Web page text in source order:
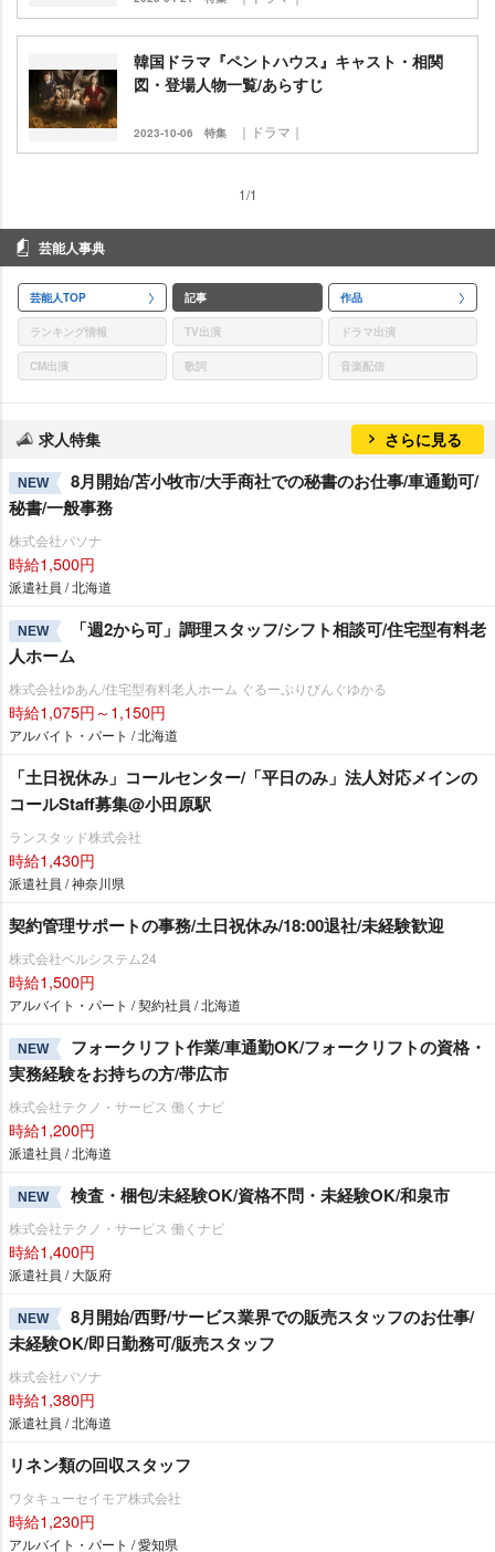
韓国ドラマ『ペントハウス』キャスト・相関
図・登場人物一覧/あらすじ
2023-10-06 特集 ｜ドラマ｜
1/1
芸能人事典
芸能人TOP 記事 作品
ランキング情報 TV出演 ドラマ出演
CM出演 歌詞 音楽配信
求人特集 さらに見る
NEW
8月開始/苫小牧市/大手商社での秘書のお仕事/車通勤可/
秘書/一般事務
株式会社パソナ
時給1,500円
派遣社員 / 北海道
NEW
「週2から可」調理スタッフ/シフト相談可/住宅型有料老
人ホーム
株式会社ゆあん/住宅型有料老人ホーム ぐるーぷりびんぐゆかる
時給1,075円～1,150円
アルバイト・パート / 北海道
「土日祝休み」コールセンター/「平日のみ」法人対応メインの
コールStaff募集@小田原駅
ランスタッド株式会社
時給1,430円
派遣社員 / 神奈川県
契約管理サポートの事務/土日祝休み/18:00退社/未経験歓迎
株式会社ベルシステム24
時給1,500円
アルバイト・パート / 契約社員 / 北海道
NEW
フォークリフト作業/車通勤OK/フォークリフトの資格・
実務経験をお持ちの方/帯広市
株式会社テクノ・サービス 働くナビ
時給1,200円
派遣社員 / 北海道
NEW 検査・梱包/未経験OK/資格不問・未経験OK/和泉市
株式会社テクノ・サービス 働くナビ
時給1,400円
派遣社員 / 大阪府
NEW
8月開始/西野/サービス業界での販売スタッフのお仕事/
未経験OK/即日勤務可/販売スタッフ
株式会社パソナ
時給1,380円
派遣社員 / 北海道
リネン類の回収スタッフ
ワタキューセイモア株式会社
時給1,230円
アルバイト・パート / 愛知県